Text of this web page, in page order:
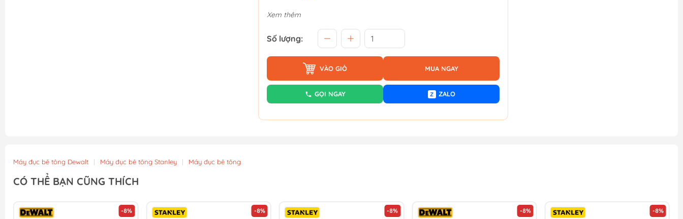
Xem thêm
Số lượng:
VÀO GIỎ MUA NGAY
GỌI NGAY Z ZALO
Máy đục bê tông Dewalt | Máy đục bê tông Stanley | Máy đục bê tông
CÓ THỂ BẠN CŨNG THÍCH
-8% -8% -8% -8% -8%